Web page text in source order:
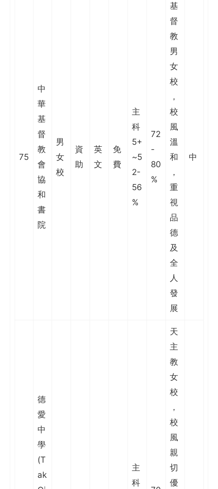
75
中
華
基
督
教
會
協
和
書
院
男
女
校
資
助
英
文
免
費
主
科
5+
~5
2-
56
%
72
-
80
%
基
督
教
男
女
校
，
校
風
溫
和
，
重
視
品
德
及
全
人
發
展
中
德
愛
中
學
(T
ak
主
科
天
主
教
女
校
，
校
風
親
切
優